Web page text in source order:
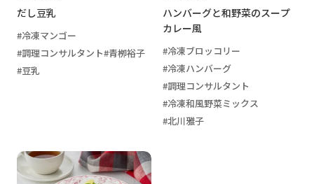
だし豆乳
冷凍マンゴー
調理コンサルタント 青栁裕子
豆乳
ハンバーグと和野菜のスープ
カレー風
冷凍ブロッコリー
冷凍ハンバーグ
調理コンサルタント
冷凍和風野菜ミックス
北川雅子